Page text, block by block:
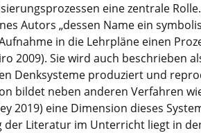
eine zentrale
Autors „dessen Name ein
in die Lehrpläne einen
2009). Sie wird auch beschrieben
Denksysteme produziert und
bildet neben anderen Verfahren
2019) eine Dimension dieses
der Literatur im Unterricht liegt in